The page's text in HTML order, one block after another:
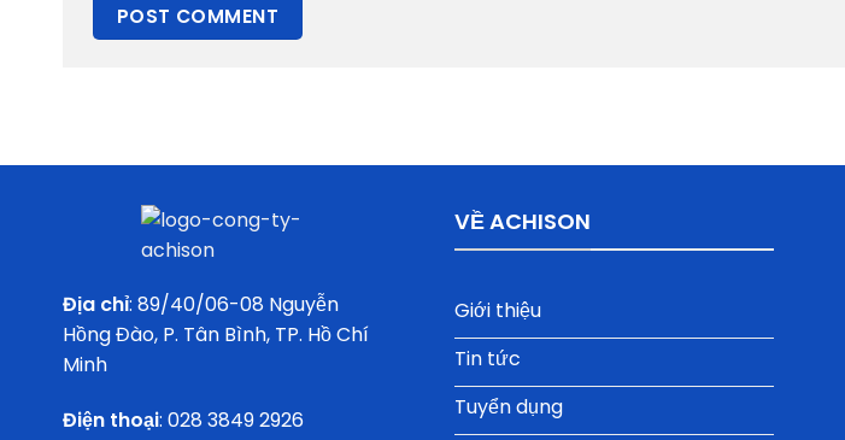
Địa chỉ: 89/40/06-08 Nguyễn
Hồng Đào, P. Tân Bình, TP. Hồ Chí
Minh
Điện thoại: 028 3849 2926
VỀ ACHISON
Giới thiệu
Tin tức
Tuyển dụng